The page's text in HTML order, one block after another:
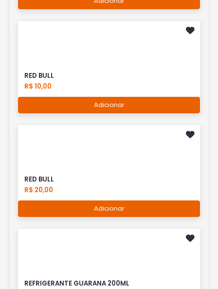
RED BULL
R$ 10,00
Adicionar
RED BULL
R$ 20,00
Adicionar
REFRIGERANTE GUARANA 200ML